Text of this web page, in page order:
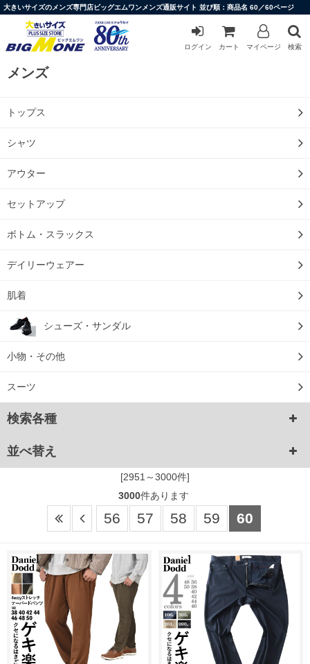
大きいサイズのメンズ専門店ビッグエムワンメンズ通販サイト 並び順：商品名 60／60ページ
ログイン カート マイページ 検索
メンズ
トップス
シャツ
アウター
セットアップ
ボトム・スラックス
デイリーウェアー
肌着
シューズ・サンダル
小物・その他
スーツ
検索各種
並べ替え
[2951～3000件]
3000件あります
56 57 58 59 60